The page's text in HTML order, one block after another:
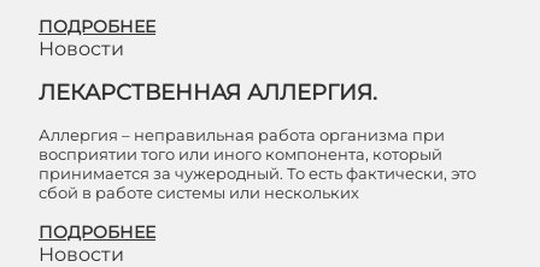
ПОДРОБНЕЕ
Новости
ЛЕКАРСТВЕННАЯ АЛЛЕРГИЯ.
Аллергия – неправильная работа организма при
восприятии того или иного компонента, который
принимается за чужеродный. То есть фактически, это
сбой в работе системы или нескольких
ПОДРОБНЕЕ
Новости